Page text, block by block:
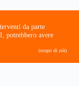
da parte
potrebbero avere
(scopri di più)